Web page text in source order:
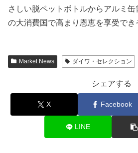
さしい脱ペットボトルからアルミ
の大消費国で高まり恩恵を享受でき
Market News ダイワ・セレクション
シェアする
X Facebook
LINE